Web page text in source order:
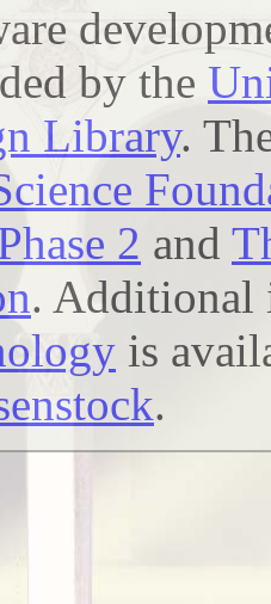
by the
Library.
2 and
. Additional
is
.